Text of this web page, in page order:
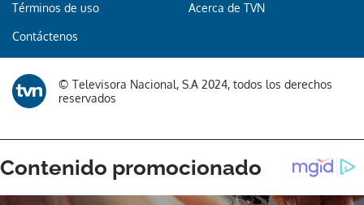
Términos de uso Acerca de TVN
Contáctenos
© Televisora Nacional, S.A 2024, todos los derechos
reservados